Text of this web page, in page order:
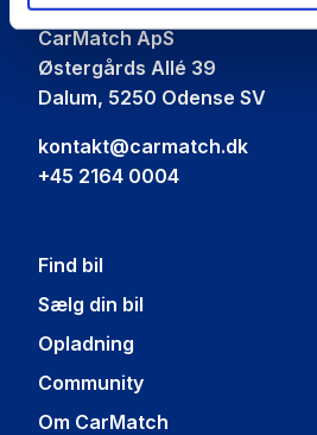
CarMatch ApS
Østergårds Allé 39
Dalum, 5250 Odense SV
kontakt@carmatch.dk
+45 2164 0004
Find bil
Sælg din bil
Opladning
Community
Om CarMatch